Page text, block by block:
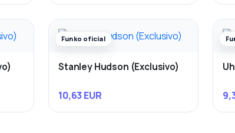
Funko oficial
Stanley Hudson (Exclusivo)
10,63 EUR